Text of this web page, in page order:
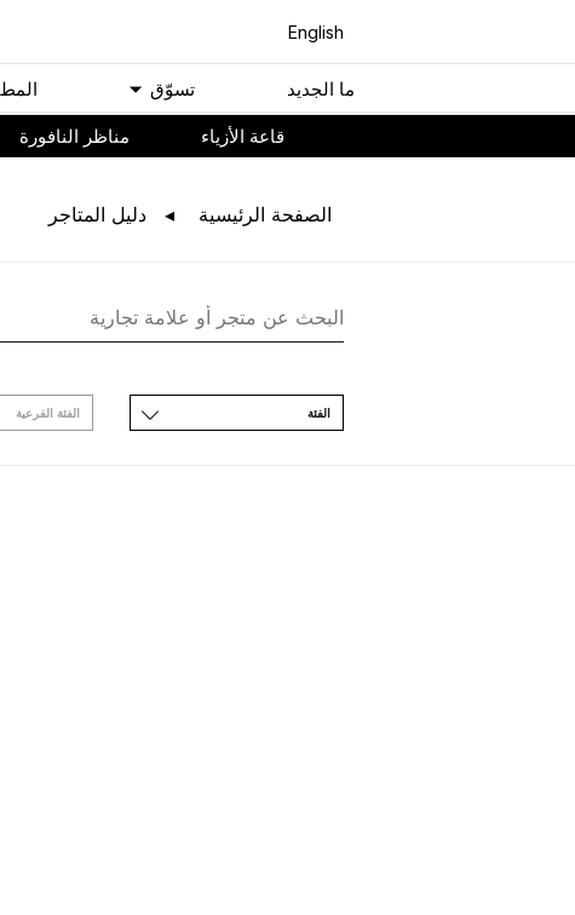
English
ﻣﺎ اﻟﺠﺪﻳﺪ ﺗﺴﻮّﻕ
ﻗﺎﻋﺔ اﻷﺯﻳﺎء مناظر النافورة
اﻟﺼﻔﺤﺔ اﻟﺮﺋﻴﺴﻴﺔ ﺩﻟﻴﻞ اﻟﻤﺘﺎﺟﺮ
اﻟﻔﺌﺔ اﻟﻔﺌﺔ اﻟﻔﺮﻋﻴﺔ